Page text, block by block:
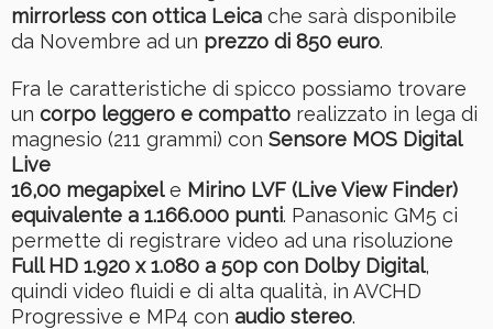
mirrorless con ottica Leica che sarà disponibile
da Novembre ad un prezzo di 850 euro.
Fra le caratteristiche di spicco possiamo trovare
un corpo leggero e compatto realizzato in lega di
magnesio (211 grammi) con Sensore MOS Digital
Live
16,00 megapixele Mirino LVF (Live View Finder)
equivalente a 1.166.000 punti. Panasonic GM5 ci
permette di registrare video ad una risoluzione
Full HD 1.920 x 1.080 a 50p con Dolby Digital,
quindi video fluidi e di alta qualità, in AVCHD
Progressive e MP4 con audio stereo.